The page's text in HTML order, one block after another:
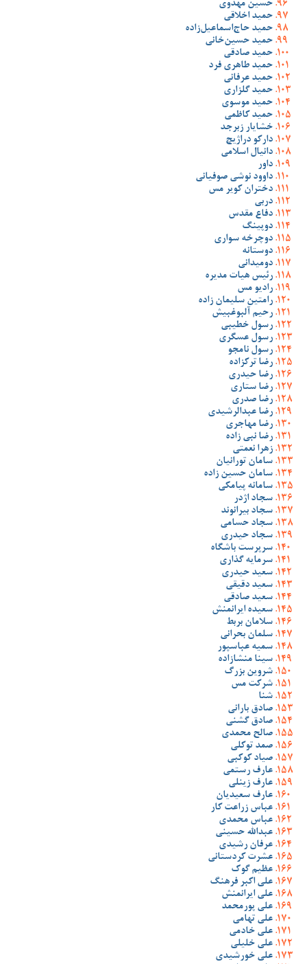
حسین مهدوی
حمید اخلاقی
حمید حاج‌اسماعیل‌زاده
حمید حسین‌خانی
حمید صادقی
حمید طاهری فرد
حمید عرفانی
حمید گلزاری
حمید موسوی
حمید کاظمی
خشایار زبرجد
دارکو دراژیچ
دانیال اسلامی
داور
داوود نوشی صوفیانی
دختران کویر مس
دربی
دفاع مقدس
دوپینگ
دوچرخه سواری
دوستانه
دومیدانی
رئیس هیات مدیره
رادیو مس
رامتین سلیمان زاده
رحیم آلبوغبیش
رسول خطیبی
رسول عسگری
رسول نامجو
رضا ترکزاده
رضا حیدری
رضا ستاری
رضا صدری
رضا عبدالرشیدی
رضا مهاجری
رضا نبی زاده
زهرا نعمتی
سامان تورانیان
سامان حسین زاده
سامانه پیامکی
سجاد اژدر
سجاد بیرانوند
سجاد حسامی
سجاد حیدری
سرپرست باشگاه
سرمایه گذاری
سعید حیدری
سعید دقیقی
سعید صادقی
سعیده ایرانمنش
سلامان بربط
سلمان بحرانی
سمیه عباسپور
سینا منشازاده
شروین بزرگ
شرکت مس
شنا
صادق بارانی
صادق گشنی
صالح محمدی
صمد توکلی
صیاد کوکبی
عارف رستمی
عارف زینلی
عارف سعیدیان
عباس زراعت کار
عباس محمدی
عبدالله حسینی
عرفان رشیدی
عشرت کردستانی
عظیم گوک
علی اکبر فرهنگ
علی ایرانمنش
علی پورمحمد
علی تهامی
علی خادمی
علی خلیلی
علی خورشیدی